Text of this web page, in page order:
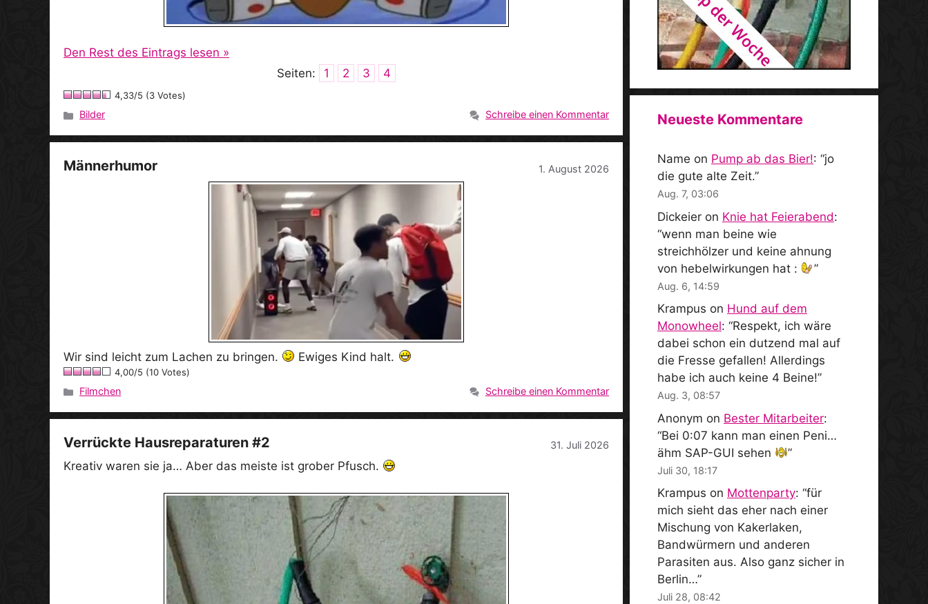
Den Rest des Eintrags lesen »
Seiten:
1 2 3 4
4,33/5 (3 Votes)
Kategorien
Bilder Schreibe einen Kommentar
Männerhumor 1. August 2026
Wir sind leicht zum Lachen zu bringen. Ewiges Kind halt.
4,00/5 (10 Votes)
Kategorien
Filmchen Schreibe einen Kommentar
Verrückte Hausreparaturen #2 31. Juli 2026
Kreativ waren sie ja… Aber das meiste ist grober Pfusch.
Neueste Kommentare
Name on Pump ab das Bier!: “jo
die gute alte Zeit.”
Aug. 7, 03:06
Dickeier on Knie hat Feierabend:
“wenn man beine wie
streichhölzer und keine ahnung
von hebelwirkungen hat :
”
Aug. 6, 14:59
Krampus on Hund auf dem
Monowheel: “Respekt, ich wäre
dabei schon ein dutzend mal auf
die Fresse gefallen! Allerdings
habe ich auch keine 4 Beine!”
Aug. 3, 08:57
Anonym on Bester Mitarbeiter:
“Bei 0:07 kann man einen Peni…
ähm SAP-GUI sehen
”
Juli 30, 18:17
Krampus on Mottenparty: “für
mich sieht das eher nach einer
Mischung von Kakerlaken,
Bandwürmern und anderen
Parasiten aus. Also ganz sicher in
Berlin…”
Juli 28, 08:42